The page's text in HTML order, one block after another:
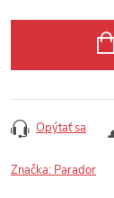
Opýtať sa
Značka: Parador